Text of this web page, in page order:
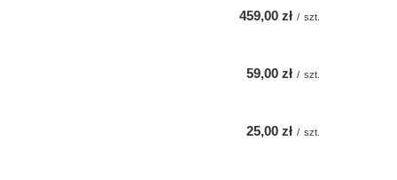
459,00 zł / szt.
59,00 zł / szt.
25,00 zł / szt.